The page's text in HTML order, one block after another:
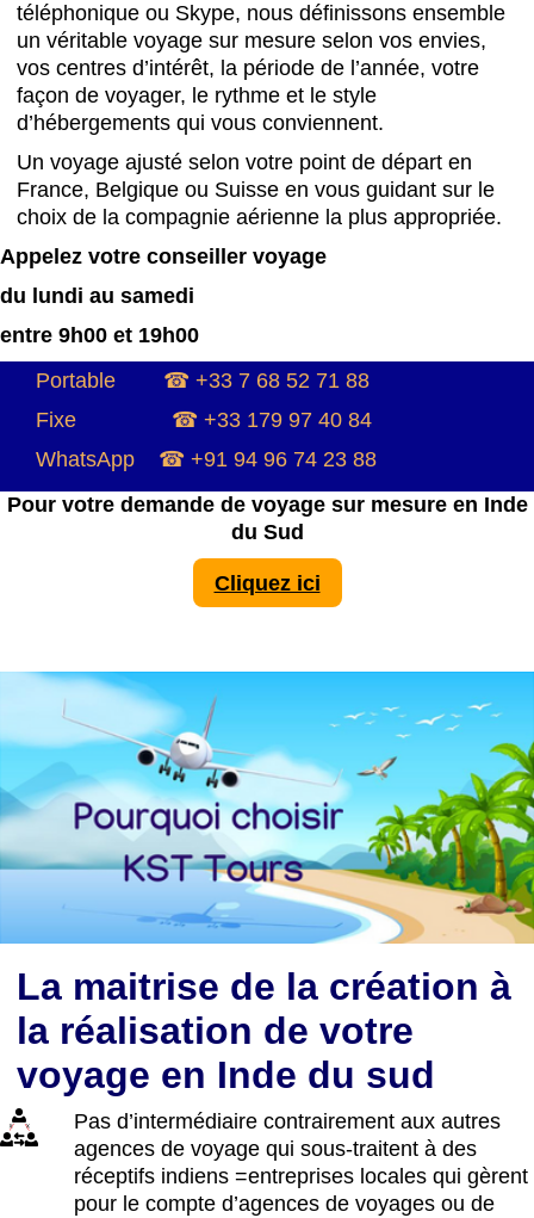
téléphonique ou Skype, nous définissons ensemble
un véritable voyage sur mesure selon vos envies,
vos centres d’intérêt, la période de l’année, votre
façon de voyager, le rythme et le style
d’hébergements qui vous conviennent.
Un voyage ajusté selon votre point de départ en
France, Belgique ou Suisse en vous guidant sur le
choix de la compagnie aérienne la plus appropriée.
Appelez votre conseiller voyage
du lundi au samedi
entre 9h00 et 19h00
Portable ☎ +33 7 68 52 71 88
Fixe ☎ +33 179 97 40 84
WhatsApp ☎ +91 94 96 74 23 88
Pour votre demande de voyage sur mesure en Inde
du Sud
Cliquez ici
La maitrise de la création à
la réalisation de votre
voyage en Inde du sud
Pas d’intermédiaire contrairement aux autres
agences de voyage qui sous-traitent à des
réceptifs indiens =entreprises locales qui gèrent
pour le compte d’agences de voyages ou de